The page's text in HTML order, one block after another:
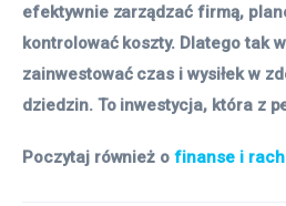
efektywnie zarządzać firmą,
kontrolować koszty. Dlatego tak
zainwestować czas i wysiłek w
dziedzin. To inwestycja, która z
Poczytaj również ofinanse i